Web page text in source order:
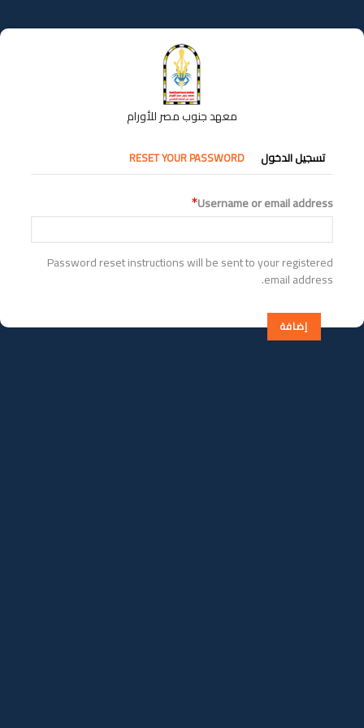
إلى
المحتوى
معهد جنوب مصر للأورام
التبويبات
الأساسية
تسجيل الدخول RESET YOUR PASSWORD
Username or email address
Password reset instructions will be sent to your registered
email address.